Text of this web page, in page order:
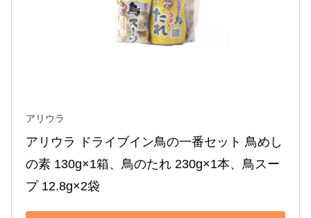
アリウラ
アリウラ ドライブイン鳥の一番セット 鳥めし
の素 130g×1箱、鳥のたれ 230g×1本、鳥スー
プ 12.8g×2袋